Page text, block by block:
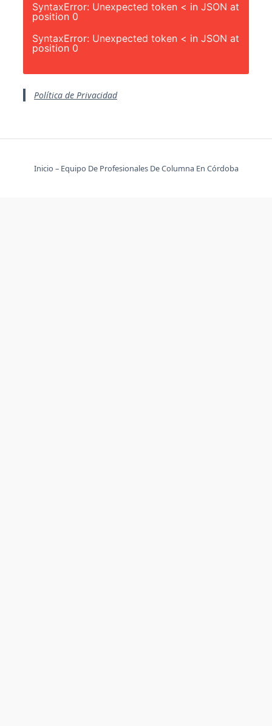
SyntaxError: Unexpected token < in JSON at
position 0
SyntaxError: Unexpected token < in JSON at
position 0
Política de Privacidad
Inicio – Equipo De Profesionales De Columna En Córdoba